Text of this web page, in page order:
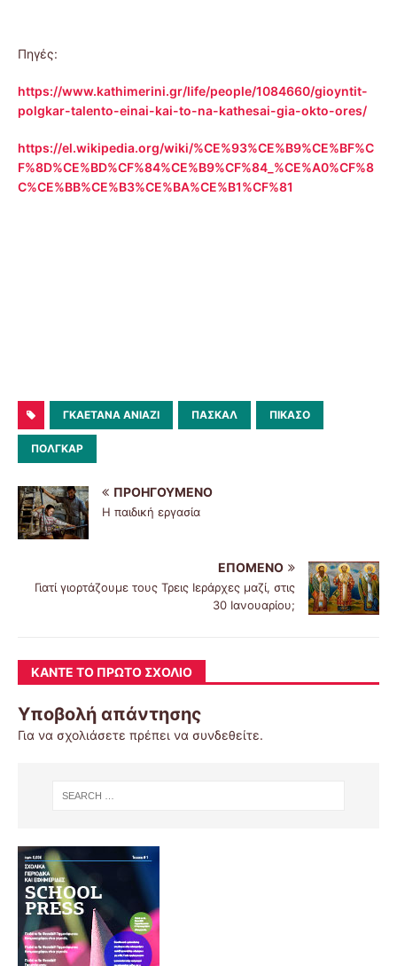
Πηγές:
https://www.kathimerini.gr/life/people/1084660/gioyntit-
polgkar-talento-einai-kai-to-na-kathesai-gia-okto-ores/
https://el.wikipedia.org/wiki/%CE%93%CE%B9%CE%BF%C
F%8D%CE%BD%CF%84%CE%B9%CF%84_%CE%A0%CF%8
C%CE%BB%CE%B3%CE%BA%CE%B1%CF%81
ΓΚΑΕΤΆΝΑ ΑΝΙΆΖΙ ΠΑΣΚΆΛ ΠΙΚΆΣΟ
ΠΌΛΓΚΑΡ
ΠΡΟΗΓΟΎΜΕΝΟ
Η παιδική εργασία
ΕΠΌΜΕΝΟ
Γιατί γιορτάζουμε τους Τρεις Ιεράρχες μαζί, στις
30 Ιανουαρίου;
ΚΆΝΤΕ ΤΟ ΠΡΏΤΟ ΣΧΌΛΙΟ
Υποβολή απάντησης
Για να σχολιάσετε πρέπει να συνδεθείτε.